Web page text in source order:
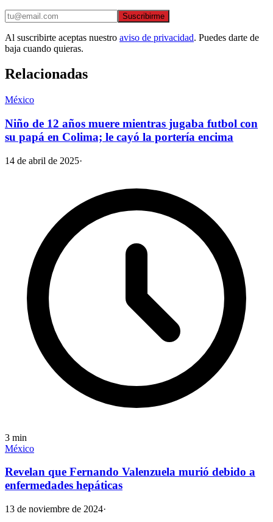
Suscribirme
Al suscribirte aceptas nuestro aviso de privacidad. Puedes darte de
baja cuando quieras.
Relacionadas
México
Niño de 12 años muere mientras jugaba futbol con
su papá en Colima; le cayó la portería encima
14 de abril de 2025·
3 min
México
Revelan que Fernando Valenzuela murió debido a
enfermedades hepáticas
13 de noviembre de 2024·